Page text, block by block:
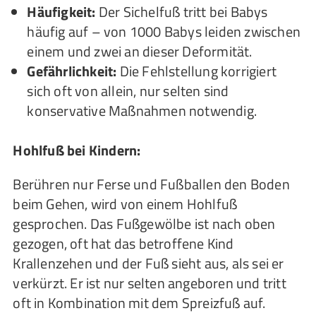
Häufigkeit: Der Sichelfuß tritt bei Babys
häufig auf – von 1000 Babys leiden zwischen
einem und zwei an dieser Deformität.
Gefährlichkeit: Die Fehlstellung korrigiert
sich oft von allein, nur selten sind
konservative Maßnahmen notwendig.
Hohlfuß bei Kindern:
Berühren nur Ferse und Fußballen den Boden
beim Gehen, wird von einem Hohlfuß
gesprochen. Das Fußgewölbe ist nach oben
gezogen, oft hat das betroffene Kind
Krallenzehen und der Fuß sieht aus, als sei er
verkürzt. Er ist nur selten angeboren und tritt
oft in Kombination mit dem Spreizfuß auf.